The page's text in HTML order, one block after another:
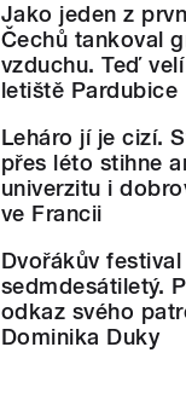
Jako jeden z
Čechů tankoval
vzduchu. Teď
letiště Pardubice
Leháro jí je cizí.
přes léto stihne
univerzitu i
ve Francii
Dvořákův festival
sedmdesátiletý.
odkaz svého
Dominika Duky